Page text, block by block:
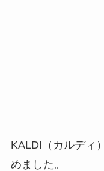
KALDI（カルディ
めました。